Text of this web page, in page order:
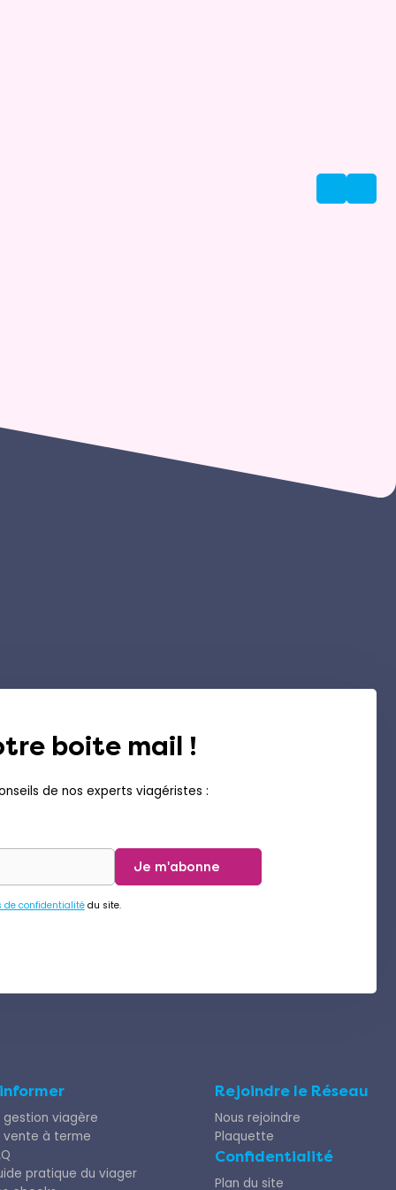
boite mail !
de nos experts viagéristes :
Je m'abonne
de confidentialitédu site.
gestion viagère
vente à terme
pratique du viager
Rejoindre le Réseau
Nous rejoindre
Plaquette
Confidentialité
Plan du site